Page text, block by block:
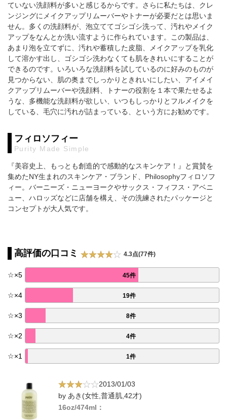
ていない洗顔料が多いと感じるからです。さらに私たちは、クレ
ンジングにメイクアップリムーバーやトナーが必要だとは思いま
せん。多くの洗顔料が、泡立ててゴシゴシ洗って、汚れやメイク
アップをなんとか洗い流すように作られています。この製品は、
あまり泡を立てずに、汚れや蓄積した皮脂、メイクアップを乳化
して溶かす出し、ゴシゴシ洗わなくても肌をきれいにすることが
できるのです。いろいろな洗顔料を試しているのに好みのものが
見つからない、肌の奥までしっかりときれいにしたい、アイメイ
クアップリムーバーや洗顔料、トナーの役割を１本で果たせるよ
うな、多機能な洗顔料が欲しい、いつもしっかりとフルメイクを
している、毛穴に汚れが詰まっている、という方にお勧めです。
フィロソフィー
Purity Made Simple
『美容史上、もっとも創造的で感動的なスキンケア！』と賞賛を
集めたNY生まれのスキンケア・ブランド、Philosophyフィロソフ
ィー。バーニーズ・ニューヨークやサックス・フィフス・アベニ
ュー、ハロッズなどに店舗を構え、その洗練されたパッケージと
コンセプトが大人気です。
高評価の口コミ 4.3点(77件)
☆×5 45件
☆×4 19件
☆×3 8件
☆×2 4件
☆×1 1件
2013/01/03
by あき(女性,普通肌,42才)
16oz/474ml：